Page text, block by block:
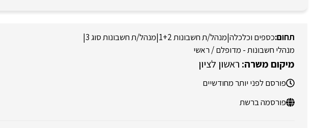
כספים וכלכלה|מנהל/ת חשבונות 1+2 |מנהל/ת חשבונות סוג 3 |
מנהלי חשבונות - מדופלם / ראשי
ראשון לציון
פורסם לפני יותר מחודשיים
פורסמה ברשת